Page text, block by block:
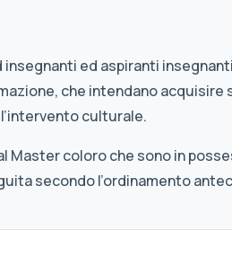
insegnanti ed aspiranti
che intendano
culturale.
Master coloro che sono in
secondo l’ordinamento